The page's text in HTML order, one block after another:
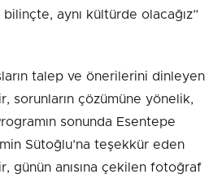
aynı kültürde olacağız”
talep ve önerilerini dinleyen
sorunların çözümüne yönelik,
sonunda Esentepe
Sütoğlu’na teşekkür eden
günün anısına çekilen fotoğraf